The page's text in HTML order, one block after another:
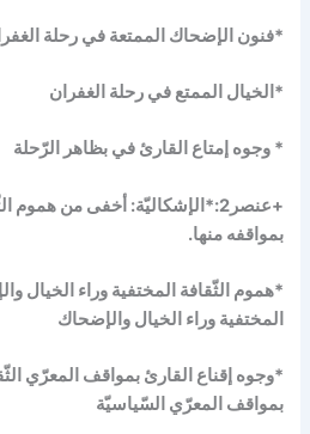
*فنون الإضحاك الممتعة في رحلة
*الخيال الممتع في رحلة الغفران
* وجوه إمتاع القارئ في بظاهر الرّحلة
+عنصر2:*الإشكاليّة: أخفى من هموم
بمواقفه منها.
*هموم الثّقافة المختفية وراء الخيال
المختفية وراء الخيال والإضحاك
*وجوه إقناع القارئ بمواقف المعرّي
بمواقف المعرّي السّياسيّة